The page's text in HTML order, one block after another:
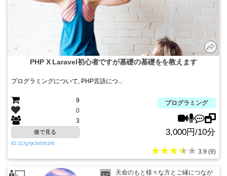
PHP X Laravel初心者ですが基礎の基礎をを教えます
プログラミングについて, PHP言語につ...
9
0
3
プログラミング
後で見る 3,000円/10分
ID:22JgYjk5nfSft1fN
★★★★★ 3.9 (9)
天命のもと様々な方とご縁につなが